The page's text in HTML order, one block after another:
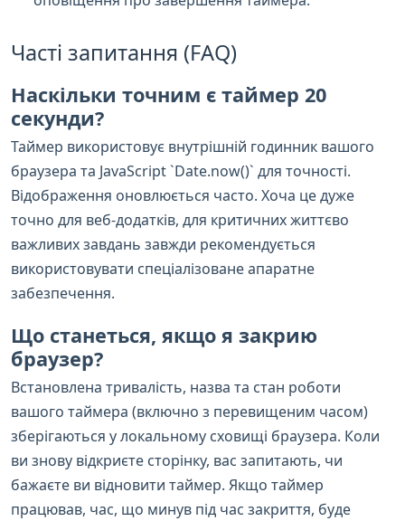
Часті запитання (FAQ)
Наскільки точним є таймер 20
секунди?
Таймер використовує внутрішній годинник вашого
браузера та JavaScript `Date.now()` для точності.
Відображення оновлюється часто. Хоча це дуже
точно для веб-додатків, для критичних життєво
важливих завдань завжди рекомендується
використовувати спеціалізоване апаратне
забезпечення.
Що станеться, якщо я закрию
браузер?
Встановлена тривалість, назва та стан роботи
вашого таймера (включно з перевищеним часом)
зберігаються у локальному сховищі браузера. Коли
ви знову відкриєте сторінку, вас запитають, чи
бажаєте ви відновити таймер. Якщо таймер
працював, час, що минув під час закриття, буде